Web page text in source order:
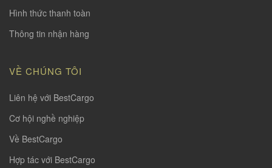
Hình thức thanh toàn
Thông tin nhận hàng
VỀ CHÚNG TÔI
Liên hệ với BestCargo
Cơ hội nghề nghiệp
Về BestCargo
Hợp tác với BestCargo